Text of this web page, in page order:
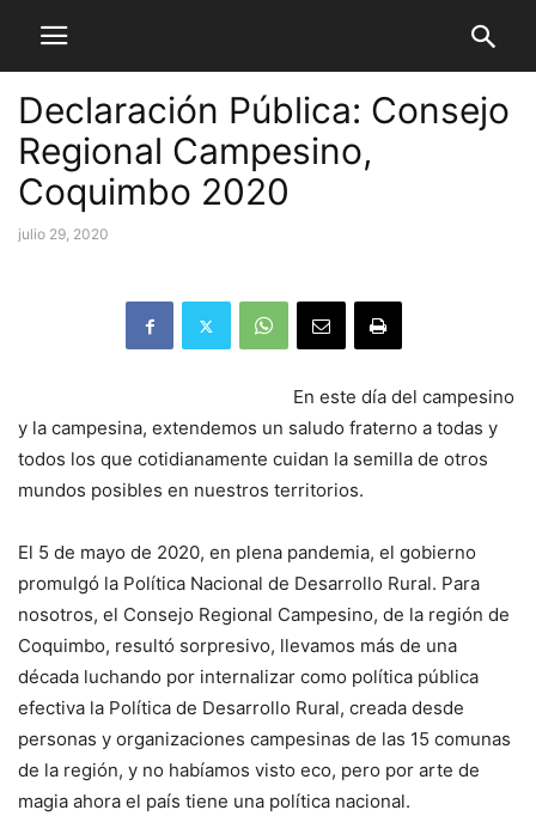
Declaración Pública: Consejo
Regional Campesino,
Coquimbo 2020
julio 29, 2020
En este día del campesino
y la campesina, extendemos un saludo fraterno a todas y
todos los que cotidianamente cuidan la semilla de otros
mundos posibles en nuestros territorios.
El 5 de mayo de 2020, en plena pandemia, el gobierno
promulgó la Política Nacional de Desarrollo Rural. Para
nosotros, el Consejo Regional Campesino, de la región de
Coquimbo, resultó sorpresivo, llevamos más de una
década luchando por internalizar como política pública
efectiva la Política de Desarrollo Rural, creada desde
personas y organizaciones campesinas de las 15 comunas
de la región, y no habíamos visto eco, pero por arte de
magia ahora el país tiene una política nacional.